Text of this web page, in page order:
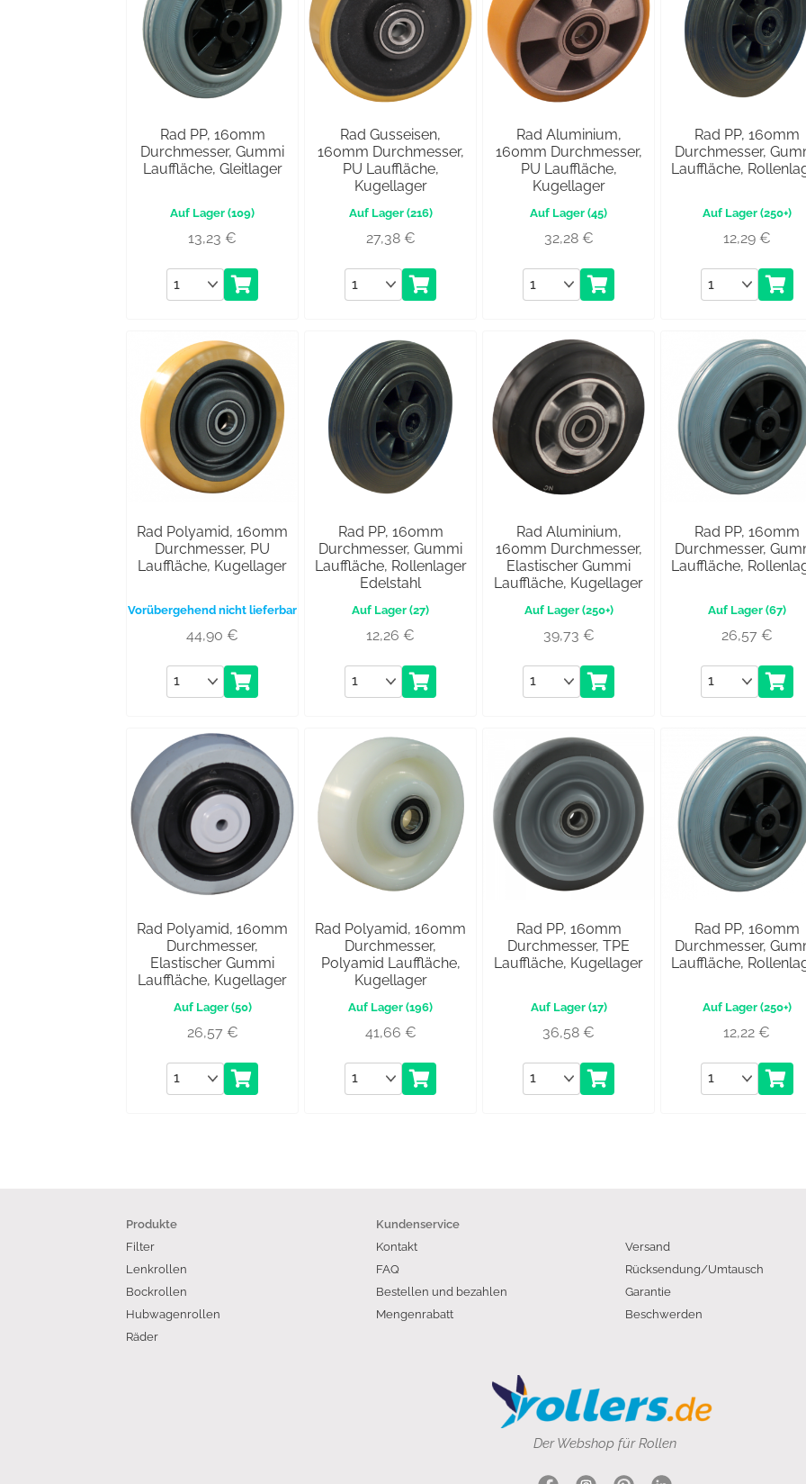
Rad PP, 160mm
Durchmesser, Gummi
Lauffläche, Gleitlager
(109)
13,23€
Anzahl
Rad Gusseisen,
160mm Durchmesser,
PU Lauffläche,
Kugellager
(216)
27,38 €
Anzahl
Rad Aluminium,
160mm Durchmesser,
PU Lauffläche,
Kugellager
(45)
32,28 €
Anzahl
Rad PP, 160mm
Durchmesser,
Lauffläche,
(250+)
12,29 €
Anzahl
Rad Polyamid, 160mm
Durchmesser, PU
Lauffläche, Kugellager
Vorübergehend nicht lieferbar
44,90€
Anzahl
Rad PP, 160mm
Durchmesser, Gummi
Lauffläche, Rollenlager
Edelstahl
(27)
12,26€
Anzahl
Rad Aluminium,
160mm Durchmesser,
Elastischer Gummi
Lauffläche, Kugellager
(250+)
39,73 €
Anzahl
Rad PP, 160mm
Durchmesser,
Lauffläche,
(67)
26,57 €
Anzahl
Rad Polyamid, 160mm
Durchmesser,
Elastischer Gummi
Lauffläche, Kugellager
(50)
26,57 €
Anzahl
Rad Polyamid, 160mm
Durchmesser,
Polyamid Lauffläche,
Kugellager
(196)
41,66 €
Anzahl
Rad PP, 160mm
Durchmesser, TPE
Lauffläche, Kugellager
(17)
36,58€
Anzahl
Rad PP, 160mm
Durchmesser,
Lauffläche,
(250+)
12,22€
Anzahl
Produkte
Filter
Lenkrollen
Bockrollen
Hubwagenrollen
Räder
Kundenservice
Kontakt
FAQ
Bestellen und bezahlen
Mengenrabatt
Versand
Rücksendung/Umtausch
Garantie
Beschwerden
Der Webshop für Rollen